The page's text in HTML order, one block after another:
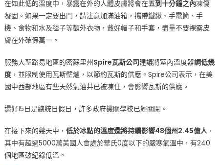
在如此低的溫度中，暴露在外的人體皮膚將會在五到十分鐘之內凍傷
凝固。如果一定要出門，請注意加滿油箱，攜帶鐵鍬、手電筒、手
機、食物和水及毯子等額外衣物，戴好帽子和手套，盡量不要裸露皮
膚在外確保萬一。
服務大聖路易地區的密蘇里州Spire瓦斯公司建議將室內溫度器調低幾
度，並限制使用瓦斯壁爐，以節約瓦斯的供應。Spire公司表示，在美
國中西部地區有些天然氣油井已被凍住，會影響瓦斯的供應。
還好15日是總統日假日，許多政府機關學校已經關閉。
在接下來的幾天中， 低於冰點的溫度還將持續影響48個州2.45億人，
其中有超過5000萬美國人會處於華氏0度以下的嚴寒氣溫中，有240
個地區破紀錄低溫。